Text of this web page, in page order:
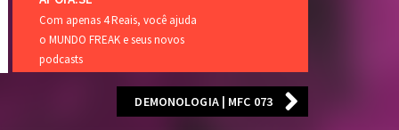
Com apenas 4 Reais, você ajuda
o MUNDO FREAK e seus novos
podcasts
DEMONOLOGIA | MFC 073